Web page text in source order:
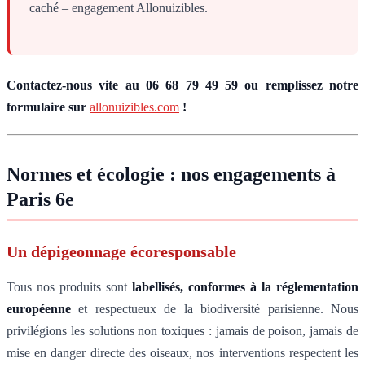
caché – engagement Allonuizibles.
Contactez-nous vite au 06 68 79 49 59 ou remplissez notre
formulaire sur allonuizibles.com !
Normes et écologie : nos engagements à
Paris 6e
Un dépigeonnage écoresponsable
Tous nos produits sont labellisés, conformes à la réglementation
européenne et respectueux de la biodiversité parisienne. Nous
privilégions les solutions non toxiques : jamais de poison, jamais de
mise en danger directe des oiseaux, nos interventions respectent les